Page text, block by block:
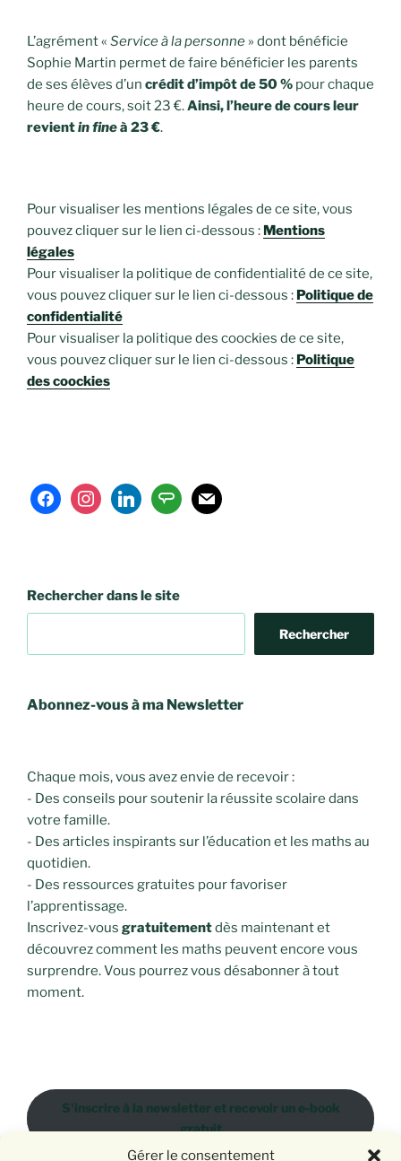
Gérer le consentement
L’agrément « Service à la personne » dont bénéficie
Sophie Martin permet de faire bénéficier les parents
de ses élèves d’un crédit d’impôt de 50 % pour chaque
heure de cours, soit 23 €.Ainsi, l’heure de cours leur
revientin fineà 23 €.
Pour visualiser les mentions légales de ce site, vous
pouvez cliquer sur le lien ci-dessous : Mentions
légales
Pour visualiser la politique de confidentialité de ce site,
vous pouvez cliquer sur le lien ci-dessous : Politique de
confidentialité
Pour visualiser la politique des coockies de ce site,
vous pouvez cliquer sur le lien ci-dessous : Politique
des coockies
facebookinstagramlinkedinangieslist
mail
Rechercher dans le site
Rechercher
Abonnez-vous à ma Newsletter
Chaque mois, vous avez envie de recevoir :
- Des conseils pour soutenir la réussite scolaire dans
votre famille.
- Des articles inspirants sur l’éducation et les maths au
quotidien.
- Des ressources gratuites pour favoriser
l’apprentissage.
Inscrivez-vous gratuitementdès maintenant et
découvrez comment les maths peuvent encore vous
surprendre. Vous pourrez vous désabonner à tout
moment.
S'inscrire à la newsletter et recevoir un e-book
gratuit